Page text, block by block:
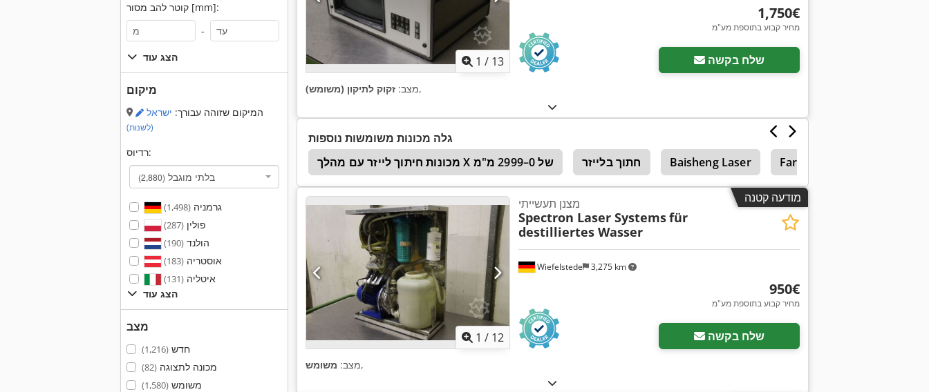
קוטר להב מסור [mm]:
-
הצג עוד
מיקום
המיקום שזוהה עבורך: ישראל
(לשנות)
רדיוס:
בלתי מוגבל (2,880)
גרמניה(1,498)
פולין(287)
הולנד(190)
אוסטריה(183)
איטליה(131)
הצג עוד
מצב
חדש(1,216)
מכונה לתצוגה(82)
משומש(1,580)
1 / 13
‏1,750 ‏€
מחיר קבוע בתוספת מע"מ
שלח בקשה
מצב: זקוק לתיקון (משומש) ,
גלה מכונות משומשות נוספות
מכונות חיתוך לייזר עם מהלך X של 0–2999 מ"מ
חתוך בלייזר Baisheng Laser Faro Laser Tracker אלקטרוניקה Heidenhain
מודעה קטנה
1 / 12
Wiefelstede 3,275 km
מצנן תעשייתי
Spectron Laser Systemsfür
destilliertes Wasser
‏950 ‏€
מחיר קבוע בתוספת מע"מ
שלח בקשה
מצב: משומש ,